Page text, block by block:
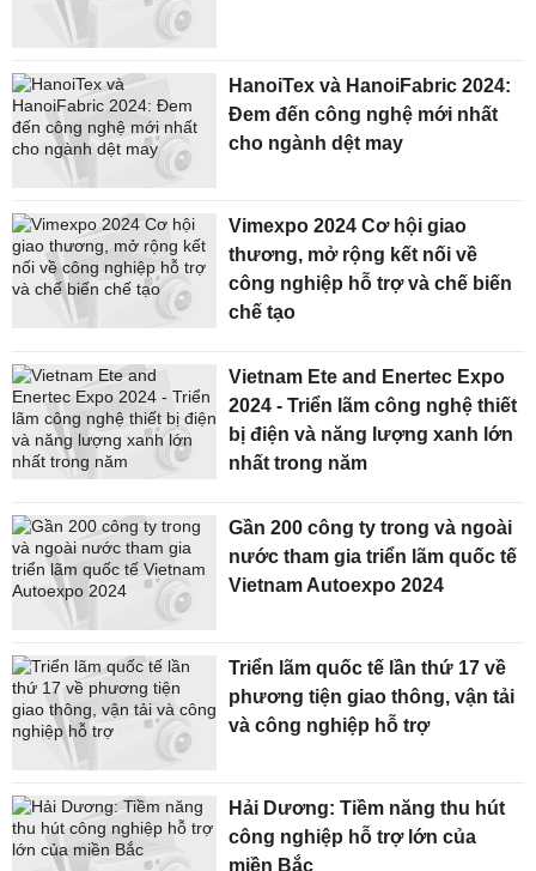
HanoiTex và HanoiFabric 2024:
Đem đến công nghệ mới nhất
cho ngành dệt may
Vimexpo 2024 Cơ hội giao
thương, mở rộng kết nối về
công nghiệp hỗ trợ và chế biến
chế tạo
Vietnam Ete and Enertec Expo
2024 - Triển lãm công nghệ thiết
bị điện và năng lượng xanh lớn
nhất trong năm
Gần 200 công ty trong và ngoài
nước tham gia triển lãm quốc tế
Vietnam Autoexpo 2024
Triển lãm quốc tế lần thứ 17 về
phương tiện giao thông, vận tải
và công nghiệp hỗ trợ
Hải Dương: Tiềm năng thu hút
công nghiệp hỗ trợ lớn của
miền Bắc